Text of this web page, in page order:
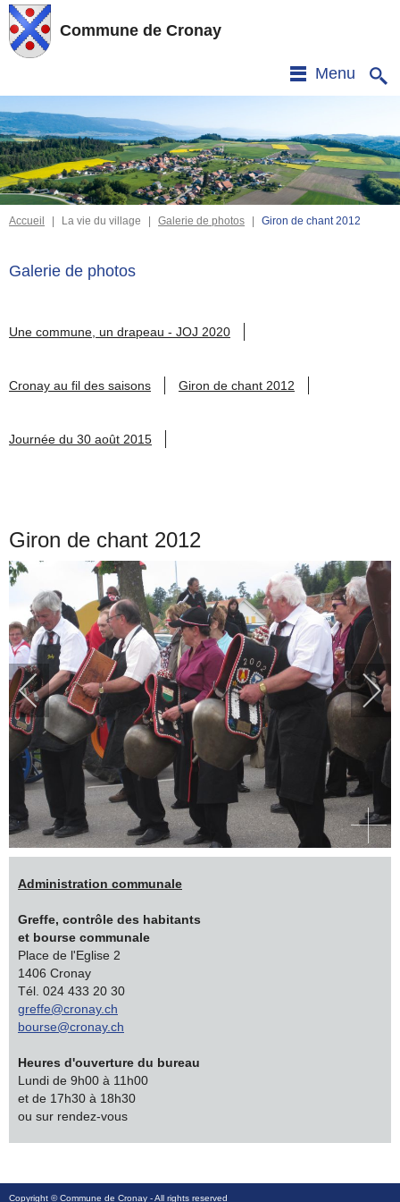
Commune de Cronay
Menu
Accueil | La vie du village | Galerie de photos | Giron de chant 2012
Galerie de photos
Une commune, un drapeau - JOJ 2020
Cronay au fil des saisons Giron de chant 2012
Journée du 30 août 2015
Giron de chant 2012
Administration communale
Greffe, contrôle des habitants
et bourse communale
Place de l'Eglise 2
1406 Cronay
Tél. 024 433 20 30
greffe@cronay.ch
bourse@cronay.ch
Heures d'ouverture du bureau
Lundi de 9h00 à 11h00
et de 17h30 à 18h30
ou sur rendez-vous
Copyright ©Commune de Cronay - All rights reserved